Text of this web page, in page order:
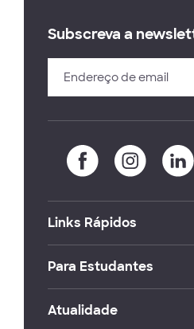
Subscreva a
Links Rápidos
Para Estudantes
Atualidade